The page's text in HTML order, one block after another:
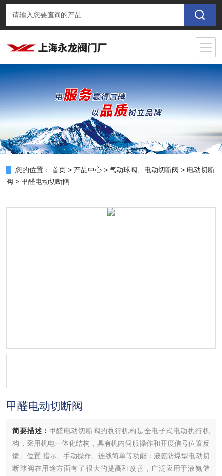
您的位置： 首页 > 产品中心 >气动球阀、电动切断阀 > 电动切断
阀 > 甲醛电动切断阀
甲醛电动切断阀
简要描述： 甲醛电动切断阀的执行机构是全电子式电动执行机
构，采用机电一体化结构，具有机内伺服操作和开度信号位置反
馈、位置 指示、手动操作、连线简单等功能：液氨防爆型电动切
断球阀在用途方面有了很大的提高和改善，广泛应用于液氨储